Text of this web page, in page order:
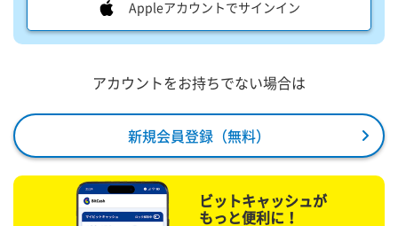
Appleアカウントでサインイン
アカウントをお持ちでない場合は
新規会員登録（無料）
ビットキャッシュが
もっと便利に！